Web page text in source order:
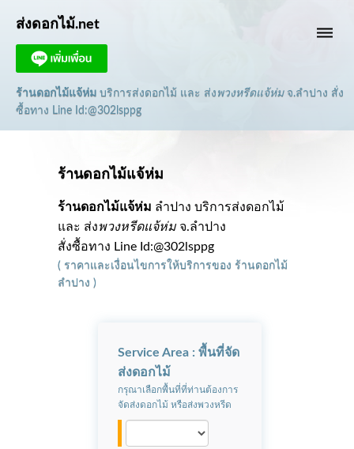
dehaze
ส่งดอกไม้.net
ร้านดอกไม้แจ้ห่ม บริการส่งดอกไม้ และ ส่ง พวงหรีดแจ้ห่มจ.ลำปาง สั่ง
ซื้อทาง Line Id:@302lsppg
ร้านดอกไม้แจ้ห่ม
ร้านดอกไม้แจ้ห่ม ลำปาง บริการส่งดอกไม้
และ ส่งพวงหรีดแจ้ห่มจ.ลำปาง
สั่งซื้อทาง Line Id:@302lsppg
( ราคาและเงื่อนไขการให้บริการของ ร้านดอกไม้
ลำปาง )
Service Area : พื้นที่จัด
ส่งดอกไม้
กรุณาเลือกพื้นที่ที่ท่านต้องการ
จัดส่งดอกไม้ หรือส่งพวงหรีด